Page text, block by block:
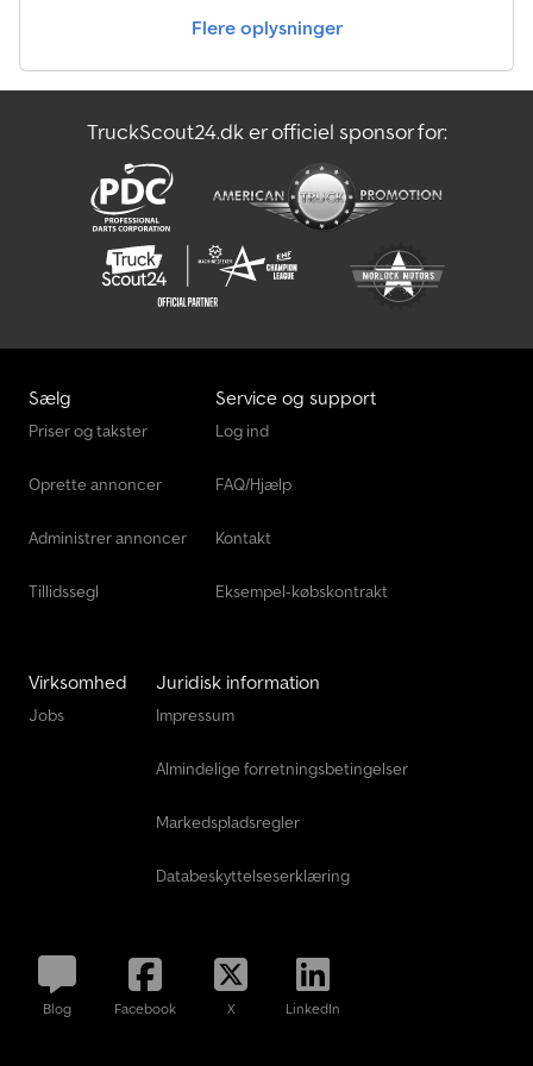
Flere oplysninger
TruckScout24.dk er officiel sponsor for:
Sælg
Priser og takster
Oprette annoncer
Administrer annoncer
Tillidssegl
Service og support
Log ind
FAQ/Hjælp
Kontakt
Eksempel-købskontrakt
Virksomhed
Jobs
Juridisk information
Impressum
Almindelige forretningsbetingelser
Markedspladsregler
Databeskyttelseserklæring
Blog Facebook X LinkedIn